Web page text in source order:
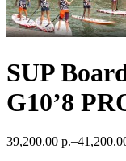
SUP
G10’8
39,200.00 р.–